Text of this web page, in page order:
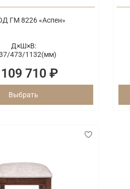
ГМ 8226 «Аспен»
Д×Ш×В:
473/1132(мм)
710 ₽
Выбрать